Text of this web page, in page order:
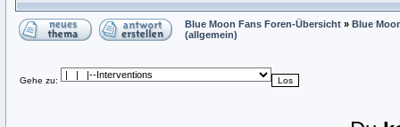
Blue Moon Fans Foren-Übersicht » Blue
(allgemein)
Gehe zu: